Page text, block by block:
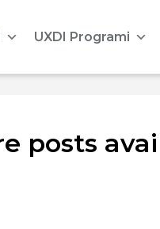
UXDI Programi
posts